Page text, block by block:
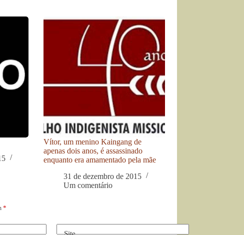
Vítor, um menino Kaingang de
apenas dois anos, é assassinado
enquanto era amamentado pela mãe
31 de dezembro de 2015
Um comentário
*